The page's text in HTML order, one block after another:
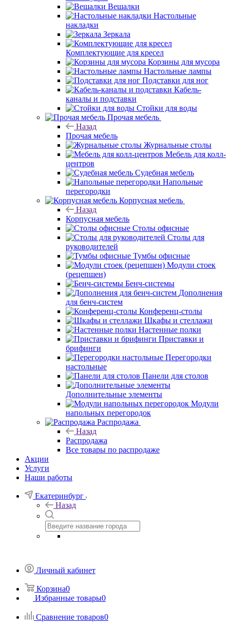
Вешалки
Настольные
накладки
Зеркала
Комплектующие для кресел
Корзины для мусора
Настольные лампы
Подставки для ног
Кабель-
каналы и подставки
Стойки для воды
Прочая мебель
Назад
Прочая мебель
Журнальные столы
Мебель для колл-
центров
Судебная мебель
Напольные
перегородки
Корпусная мебель
Назад
Корпусная мебель
Столы офисные
Столы для
руководителей
Тумбы офисные
Модули стоек
(рецепшен)
Бенч-системы
Дополнения
для бенч-систем
Конференц-столы
Шкафы и стеллажи
Настенные полки
Приставки и
брифинги
Перегородки
настольные
Панели для столов
Дополнительные элементы
Модули
напольных перегородок
Распродажа
Назад
Распродажа
Все товары по распродаже
Акции
Услуги
Наши работы
Екатеринбург
Назад
Личный кабинет
Корзина0
Избранные товары0
Сравнение товаров0